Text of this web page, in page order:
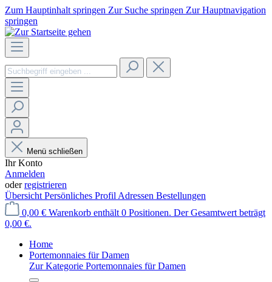
Zum Hauptinhalt springen Zur Suche springen Zur Hauptnavigation
springen
Menü schließen
Ihr Konto
Anmelden
oderregistrieren
Übersicht Persönliches Profil Adressen Bestellungen
0,00 € Warenkorb enthält 0 Positionen. Der Gesamtwert beträgt
0,00 €.
Home
Portemonnaies für Damen
Zur Kategorie Portemonnaies für Damen